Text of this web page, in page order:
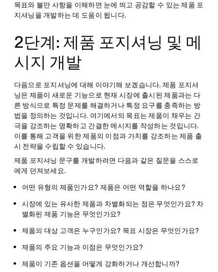
목표와 불만 사항을 이해하면 눈에 띄고 공감할 수 있는 제품 포
지셔닝을 개발하는 데 도움이 됩니다.
2단계: 제품 포지셔닝 및 메
시지 개발
다음으로 포지셔닝에 대해 이야기해 보겠습니다. 제품 포지셔
닝은 제품이 새로운 기능으로 현재 시장에 출시된 제품과는 다
른 방식으로 특정 문제를 해결하거나 특정 요구를 충족하는 방
법을 정의하는 것입니다. 여기에서의 목표는 제품이 채우는 간
극을 강조하는 명확하고 간결한 메시지를 작성하는 것입니다.
이를 통해 고객을 위한 제품의 이점과 가치를 강조하는 제품 출
시 전략을 수립할 수 있습니다.
제품 포지셔닝 문구를 개발하려면 다음과 같은 질문을 스스로
에게 던져보세요.
어떤 유형의 제품인가요? 제품은 어떤 역할을 하나요?
시장에 있는 유사한 제품과 차별화되는 점은 무엇인가요? 차
별화된 제품 기능은 무엇인가요?
제품의 대상 고객은 누구인가요? 목표 시장은 무엇인가요?
제품의 주요 기능과 이점은 무엇인가요?
제품이 기존 옵션을 어떻게 강화하거나 개선합니까?